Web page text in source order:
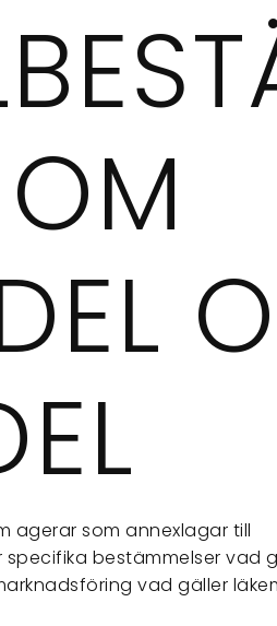
agerar som annexlagar till
bestämmelser vad
vad gäller